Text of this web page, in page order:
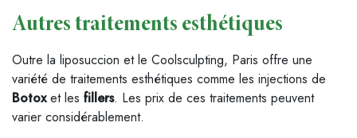
Autres traitements esthétiques
Outre la liposuccion et le Coolsculpting, Paris offre une
variété de traitements esthétiques comme les injections de
Botoxet les fillers. Les prix de ces traitements peuvent
varier considérablement.